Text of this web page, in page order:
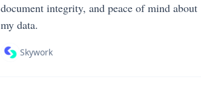
document integrity, and peace of mind about
my data.
Skywork